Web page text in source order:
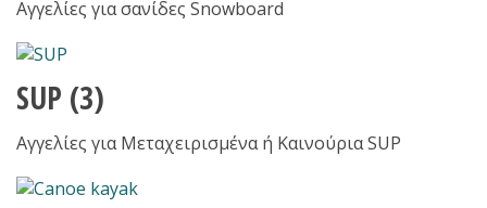
Αγγελίες για σανίδες Snowboard
SUP (3)
Αγγελίες για Μεταχειρισμένα ή Καινούρια SUP